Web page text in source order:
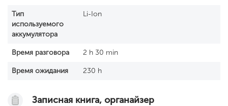
Тип
используемого
аккумулятора
Li-Ion
Время разговора 2 h 30 min
Время ожидания 230 h
Записная книга, органайзер